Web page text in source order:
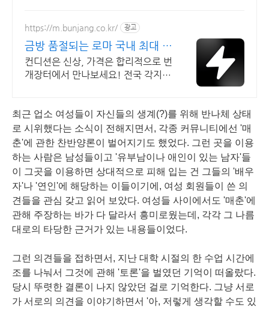
https://m.bunjang.co.kr/ 광고
금방 품절되는 로마 국내 최대 브
랜드 중고거래
컨디션은 신상, 가격은 합리적으로 번
개장터에서 만나보세요! 전국 각지에
최근 업소 여성들이 자신들의 생계(?)를 위해 반나체 상태
로 시위했다는 소식이 전해지면서, 각종 커뮤니티에선 '매
춘'에 관한 찬반양론이 벌어지기도 했었다. 그런 곳을 이용
하는 사람은 남성들이고 '유부남이나 애인이 있는 남자'들
이 그곳을 이용하면 상대적으로 피해 입는 건 그들의 '배우
자'나 '연인'에 해당하는 이들이기에, 여성 회원들이 쓴 의
견들을 관심 갖고 읽어 보았다. 여성들 사이에서도 '매춘'에
관해 주장하는 바가 다 달라서 흥미로웠는데, 각각 그 나름
대로의 타당한 근거가 있는 내용들이었다.
그런 의견들을 접하면서, 지난 대학 시절의 한 수업 시간에
조를 나눠서 그것에 관해 '토론'을 벌였던 기억이 떠올랐다.
당시 뚜렷한 결론이 나지 않았던 걸로 기억한다. 그냥 서로
가 서로의 의견을 이야기하면서 '아, 저렇게 생각할 수도 있